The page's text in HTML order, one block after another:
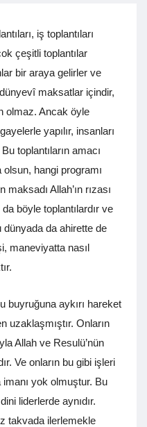
iş toplantıları
çeşitli toplantılar
bir araya gelirler ve
maksatlar içindir,
olmaz. Ancak öyle
yapılır, insanları
toplantıların amacı
hangi programı
Allah’ın rızası
da böyle toplantılardır ve
dünyada da ahirette de
maneviyatta nasıl
buyruğuna aykırı hareket
uzaklaşmıştır. Onların
Allah ve Resulü’nün
Ve onların bu gibi işleri
imanı yok olmuştur. Bu
liderlerde aynıdır.
takvada ilerlemekle